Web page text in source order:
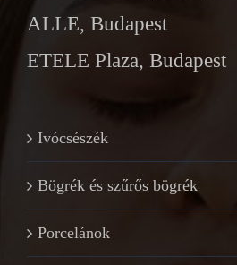
ALLE, Budapest
ETELE Plaza, Budapest
Ivócsészék
Bögrék és szűrős bögrék
Porcelánok